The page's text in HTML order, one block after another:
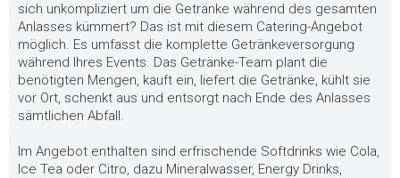
sich unkompliziert um die Getränke während des gesamten
Anlasses kümmert? Das ist mit diesem Catering-Angebot
möglich. Es umfasst die komplette Getränkeversorgung
während Ihres Events. Das Getränke-Team plant die
benötigten Mengen, kauft ein, liefert die Getränke, kühlt sie
vor Ort, schenkt aus und entsorgt nach Ende des Anlasses
sämtlichen Abfall.
Im Angebot enthalten sind erfrischende Softdrinks wie Cola,
Ice Tea oder Citro, dazu Mineralwasser, Energy Drinks,